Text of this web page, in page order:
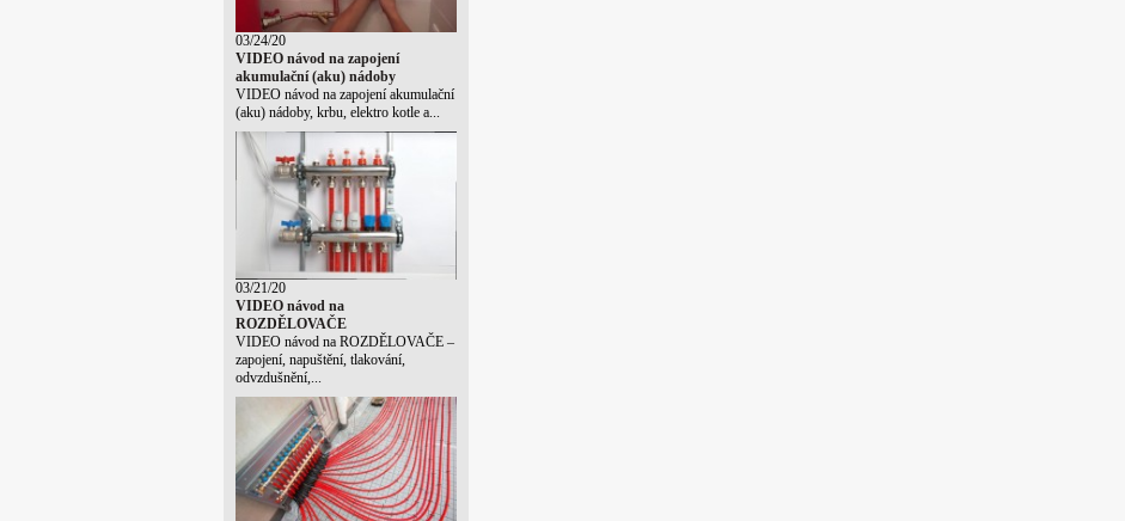
03/24/20
VIDEO návod na zapojení
akumulační (aku) nádoby
VIDEO návod na zapojení akumulační
(aku) nádoby, krbu, elektro kotle a...
03/21/20
VIDEO návod na
ROZDĚLOVAČE
VIDEO návod na ROZDĚLOVAČE –
zapojení, napuštění, tlakování,
odvzdušnění,...